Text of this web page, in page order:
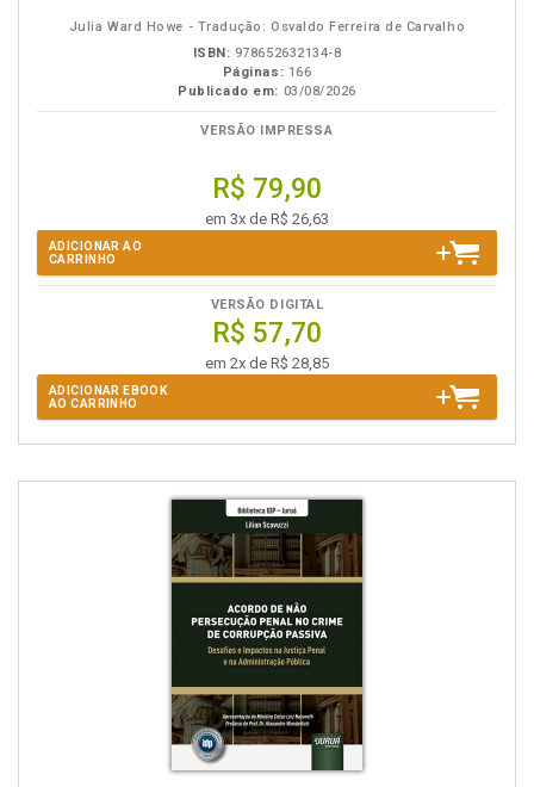
Julia Ward Howe - Tradução: Osvaldo Ferreira de Carvalho
ISBN: 978652632134-8
Páginas: 166
Publicado em: 03/08/2026
VERSÃO IMPRESSA
R$ 79,90
em 3x de R$ 26,63
ADICIONAR AO
CARRINHO
VERSÃO DIGITAL
R$ 57,70
em 2x de R$ 28,85
ADICIONAR EBOOK
AO CARRINHO